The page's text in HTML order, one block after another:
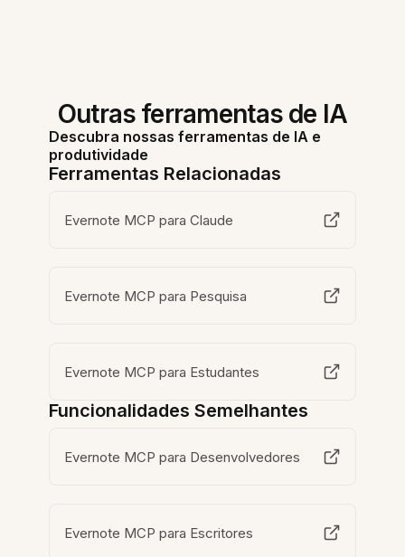
Outras ferramentas de IA
Descubra nossas ferramentas de IA e
produtividade
Ferramentas Relacionadas
Evernote MCP para Claude
Evernote MCP para Pesquisa
Evernote MCP para Estudantes
Funcionalidades Semelhantes
Evernote MCP para Desenvolvedores
Evernote MCP para Escritores